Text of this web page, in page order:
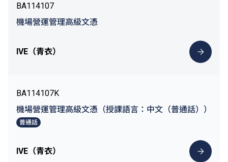
BA114107
機場營運管理高級文憑
IVE（青衣）
BA114107K
機場營運管理高級文憑（授課語言：中文（普通話））
普通話
IVE（青衣）